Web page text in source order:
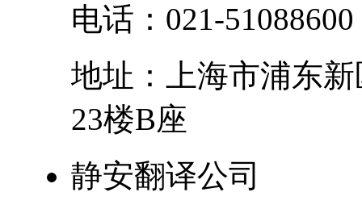
电话： 021-51088600
地址：
上海市浦东新
23楼B座
静安翻译公司